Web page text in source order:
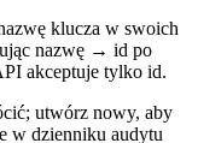
klucza w swoich
nazwę → id po
akceptuje tylko id.
utwórz nowy, aby
w dzienniku audytu